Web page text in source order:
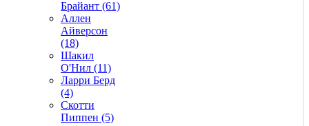
Брайант (61)
Аллен
Айверсон
(18)
Шакил
О'Нил (11)
Ларри Берд
(4)
Скотти
Пиппен (5)